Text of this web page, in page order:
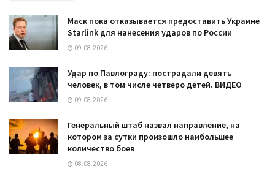
Маск пока отказывается предоставить Украине
Starlink для нанесения ударов по России
09.08.2026
Удар по Павлограду: пострадали девять
человек, в том числе четверо детей. ВИДЕО
09.08.2026
Генеральный штаб назвал направление, на
котором за сутки произошло наибольшее
количество боев
08.08.2026